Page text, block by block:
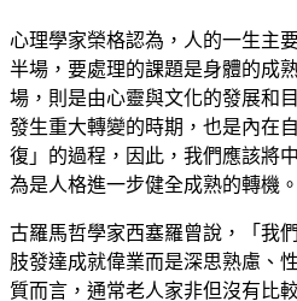
心理學家榮格認為，人的一生主
半場，要處理的課題是身體的成
場，則是由心靈與文化的發展和
發生重大轉變的時期，也是內在
復」的過程，因此，我們應該將
為是人格進一步健全成熟的轉機。
古羅馬哲學家西塞羅曾說，「我
肢發達成就偉業而是深思熟慮、
質而言，通常老人家非但沒有比